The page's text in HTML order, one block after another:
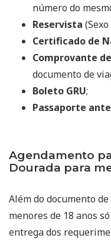
número do
Reservista
Certificado de
Comprovante
documento de
Boleto GRU;
Passaporte
Agendamento
Dourada para
Além do documento
menores de 18 anos
entrega dos